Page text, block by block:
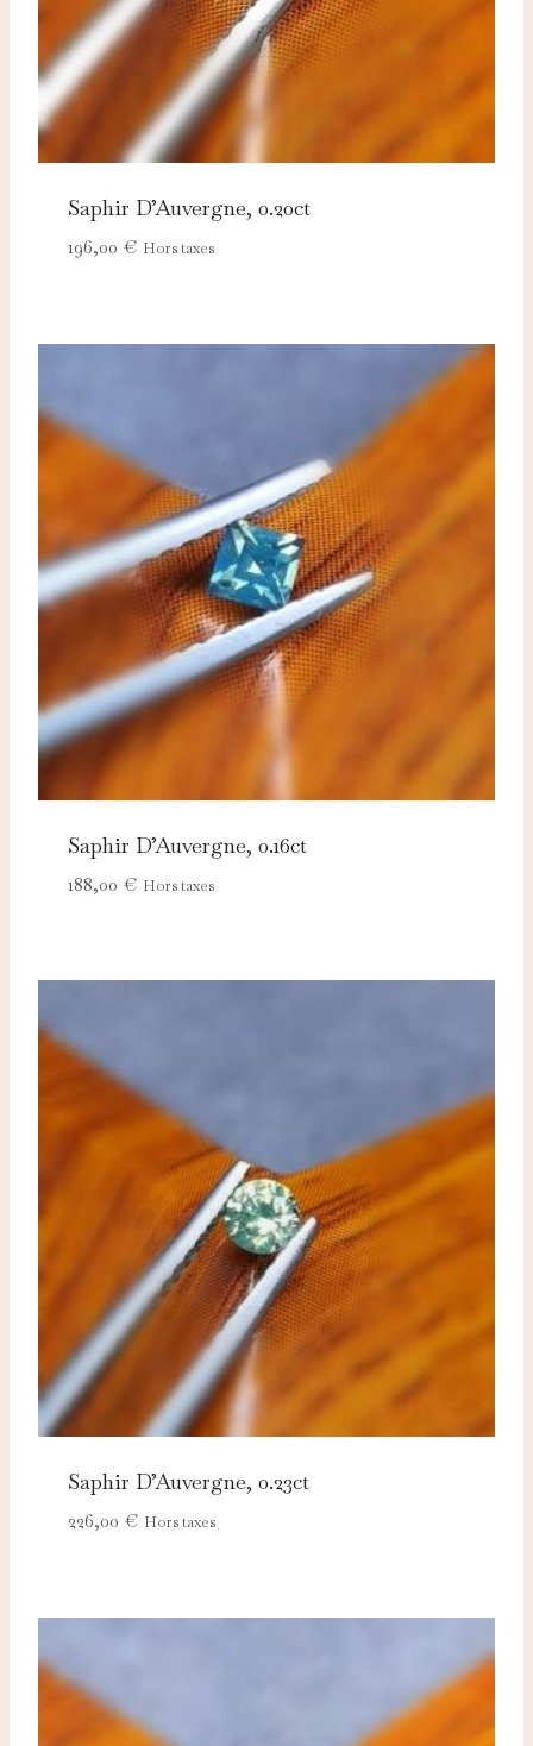
Saphir D’Auvergne, 0.20ct
196,00 € Hors taxes
Saphir D’Auvergne, 0.16ct
188,00 € Hors taxes
Saphir D’Auvergne, 0.23ct
226,00 € Hors taxes
Ces cookies nous permettent de mesurer l'audience et
d'améliorer nos contenus (Google Analytics, Matomo…).
Ces cookies servent à vous proposer des publicités
adaptées à vos centres d'intérêt.